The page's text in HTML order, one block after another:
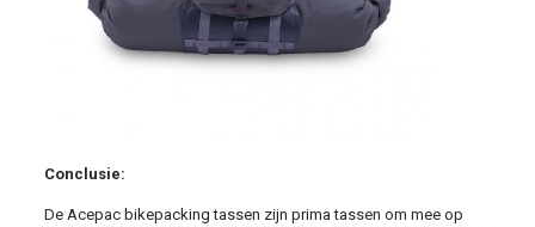
Conclusie:
De Acepac bikepacking tassen zijn prima tassen om mee op